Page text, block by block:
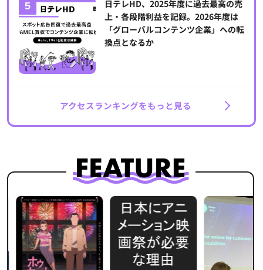
日テレHD、2025年度に過去最高の売
上・各段階利益を記録。2026年度は
「グローバルコンテンツ企業」への転
換点となるか
アクセスランキングをもっと見る